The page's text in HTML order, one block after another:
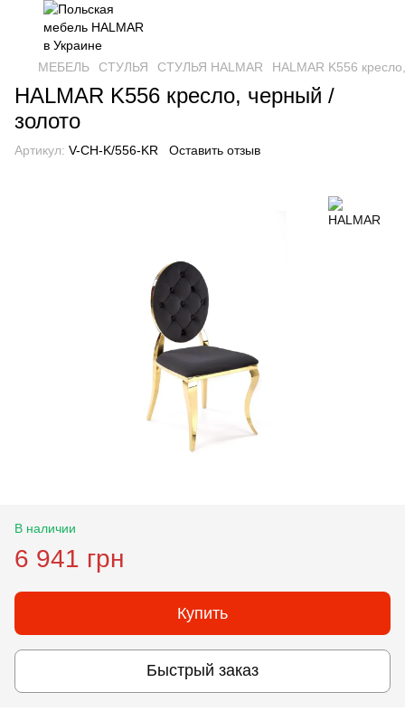
МЕБЕЛЬ СТУЛЬЯ СТУЛЬЯ HALMAR HALMAR K556
HALMAR K556 кресло, черный /
золото
Артикул: V-CH-K/556-KR Оставить отзыв
В наличии
6 941 грн
Купить
Быстрый заказ